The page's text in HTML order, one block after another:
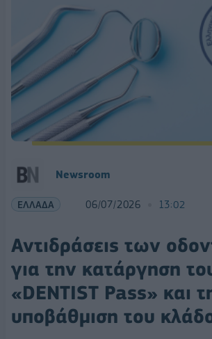
Newsroom
ΕΛΛΑΔΑ 06/07/2026 13:02
Αντιδράσεις των
για την κατάργηση
«DENTIST Pass» και
υποβάθμιση του